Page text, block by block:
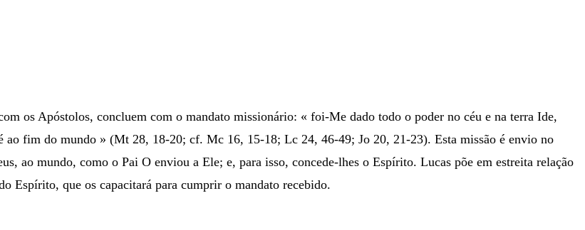
os Apóstolos, concluem com o mandato missionário: « foi-Me dado todo o poder no céu e na terra Ide,
ao fim do mundo » (Mt 28, 18-20; cf. Mc 16, 15-18; Lc 24, 46-49; Jo 20, 21-23). Esta missão é envio no
ao mundo, como o Pai O enviou a Ele; e, para isso, concede-lhes o Espírito. Lucas põe em estreita relação
Espírito, que os capacitará para cumprir o mandato recebido.